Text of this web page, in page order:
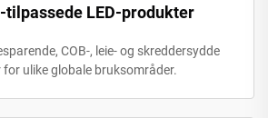
tilpassede LED-produkter
COB-, leie- og skreddersydde
for ulike globale bruksområder.